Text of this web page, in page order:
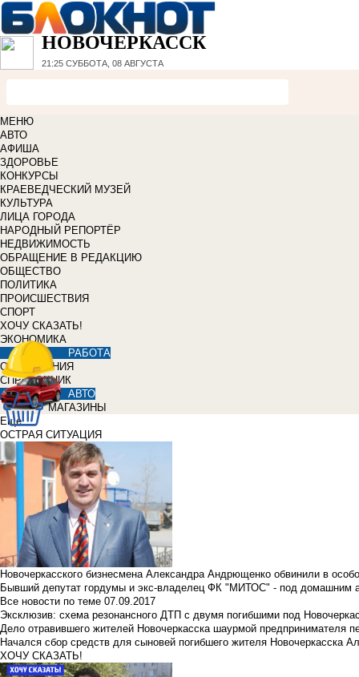
НОВОЧЕРКАССК
21:25 СУББОТА, 08 АВГУСТА
МЕНЮ
АВТО
АФИША
ЗДОРОВЬЕ
КОНКУРСЫ
КРАЕВЕДЧЕСКИЙ МУЗЕЙ
КУЛЬТУРА
ЛИЦА ГОРОДА
НАРОДНЫЙ РЕПОРТЁР
НЕДВИЖИМОСТЬ
ОБРАЩЕНИЕ В РЕДАКЦИЮ
ОБЩЕСТВО
ПОЛИТИКА
ПРОИСШЕСТВИЯ
СПОРТ
ХОЧУ СКАЗАТЬ!
ЭКОНОМИКА
РАБОТА
ОБЪЯВЛЕНИЯ
СПРАВОЧНИК
АВТО
МАГАЗИНЫ
Еще
ОСТРАЯ СИТУАЦИЯ
Новочеркасского бизнесмена Александра Андрющенко обвинили в
Бывший депутат гордумы и экс-владелец ФК "МИТОС" - под домашним
Все новости по теме 07.09.2017
Эксклюзив: схема резонансного ДТП с двумя погибшими под
Дело отравившего жителей Новочеркасска шаурмой предпринимателя
Начался сбор средств для сыновей погибшего жителя Новочеркасска
ХОЧУ СКАЗАТЬ!